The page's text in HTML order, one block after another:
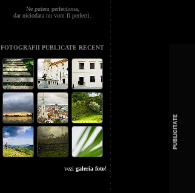
Ne putem perfectiona,
dar niciodata nu vom fi perfecti.
FOTOGRAFII PUBLICATE RECENT
vezi galeria foto!